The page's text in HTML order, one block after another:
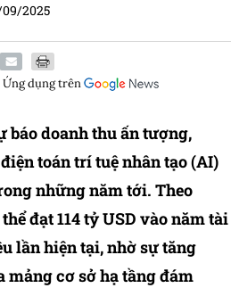
09/2025
dụngtrên
báo doanh thu ấn tượng,
toán trí tuệ nhân tạo (AI)
những năm tới. Theo
đạt 114 tỷ USD vào năm tài
lần hiện tại, nhờ sự tăng
cơ sở hạ tầng đám